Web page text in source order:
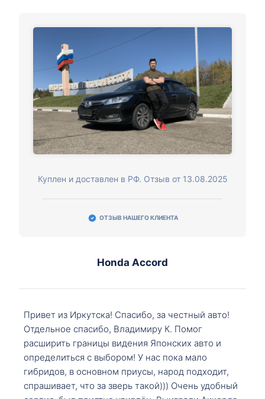
Куплен и доставлен в РФ. Отзыв от 13.08.2025
ОТЗЫВ НАШЕГО КЛИЕНТА
Honda Accord
Привет из Иркутска! Спасибо, за честный авто!
Отдельное спасибо, Владимиру К. Помог
расширить границы видения Японских авто и
определиться с выбором! У нас пока мало
гибридов, в основном приусы, народ подходит,
спрашивает, что за зверь такой))) Очень удобный